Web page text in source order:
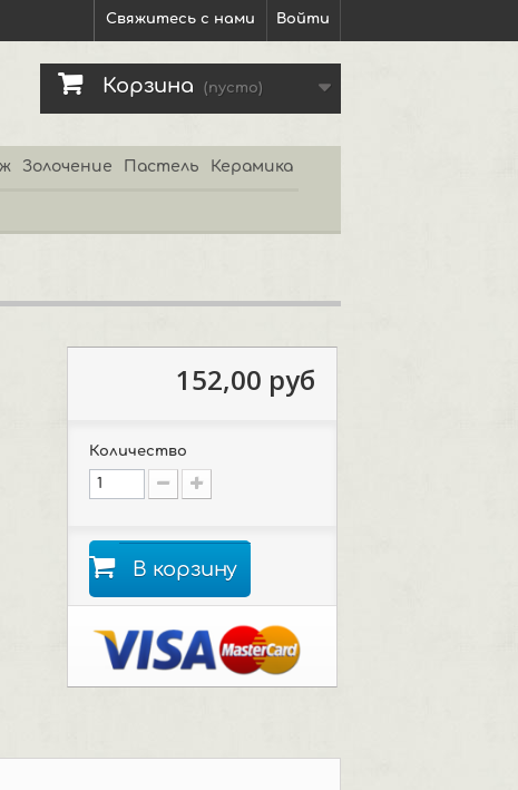
Войти
Свяжитесь с нами
Корзина (пусто)
Золочение Пастель Керамика
152,00 руб
Количество
В корзину